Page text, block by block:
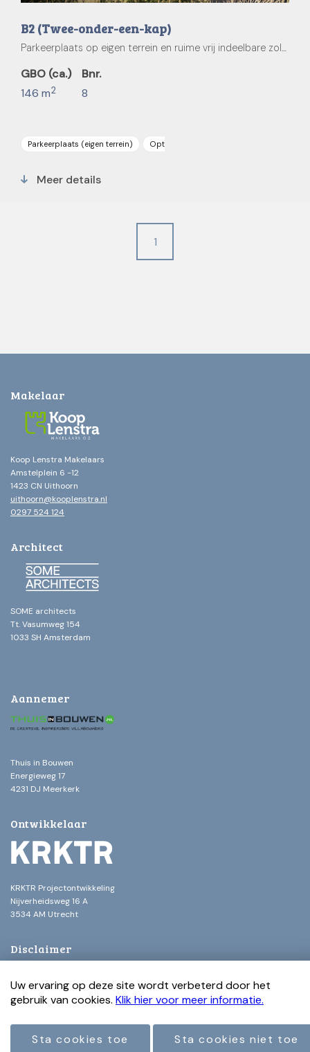
Uw ervaring op deze site wordt verbeterd door het
gebruik van cookies. Klik hier voor meer informatie.
Sta cookies toe Sta cookies niet toe
B2 (Twee-onder-een-kap)
Parkeerplaats op eigen terrein en ruime vrij indeelbare zolder.
GBO (ca.)
146 m2
Bnr.
8
Parkeerplaats (eigen terrein) Optie dakkapel
Meer details
1
Makelaar
Koop Lenstra Makelaars
Amstelplein 6 -12
1423 CN Uithoorn
uithoorn@kooplenstra.nl
0297 524 124
Architect
SOME architects
Tt. Vasumweg 154
1033 SH Amsterdam
Aannemer
Thuis in Bouwen
Energieweg 17
4231 DJ Meerkerk
Ontwikkelaar
KRKTR Projectontwikkeling
Nijverheidsweg 16 A
3534 AM Utrecht
Disclaimer
impressie weer en dienen als illustratie. De werkelijke kleuren van de
gevels, schilderwerk en dakbedekking kunnen hiervan afwijken. Ondanks
tekeningen, teksten, afbeeldingen en afmetingen geen rechten worden
ontleend. Alle maten en afmetingen zijn (voorlopige) circa maten, tenzij